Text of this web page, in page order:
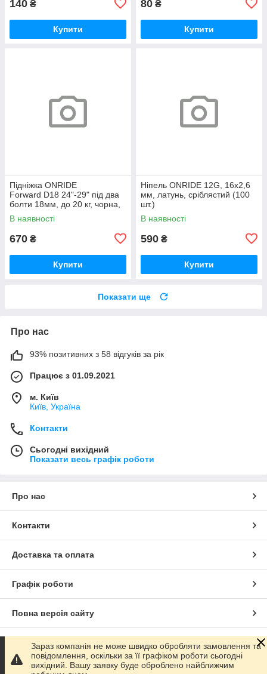
140 ₴
Купити
80 ₴
Купити
Підніжка ONRIDE
Forward D18 24"-29" під два
болти 18мм, до 20 кг, чорна,
polybag
В наявності
670 ₴
Купити
Ніпель ONRIDE 12G, 16x2,6
мм, латунь, сріблястий (100
шт.)
В наявності
590 ₴
Купити
Показати ще
Про нас
93% позитивних з 58 відгуків за рік
Працює з 01.09.2021
м. Київ
Київ, Україна
Контакти
Сьогодні вихідний
Показати весь графік роботи
Про нас
Контакти
Доставка та оплата
Графік роботи
Повна версія сайту
Сайт створено на маркетплейсі Prom.ua
Політика конфіденційності
Зараз компанія не може швидко обробляти замовлення та
повідомлення, оскільки за її графіком роботи сьогодні
вихідний. Вашу заявку буде оброблено найближчим